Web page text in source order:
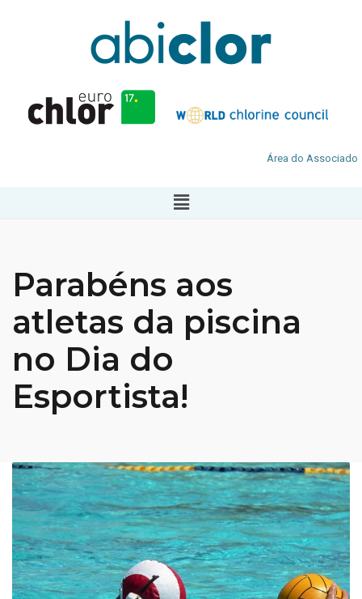
Área do Associado
Parabéns aos
atletas da piscina
no Dia do
Esportista!